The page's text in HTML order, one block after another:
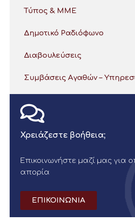
Τύπος & ΜΜΕ
Δημοτικό Ραδιόφωνο
Διαβουλεύσεις
Συμβάσεις Αγαθών –
Χρειάζεστε βοήθεια;
Επικοινωνήστε μαζί μας για
απορία
ΕΠΙΚΟΙΝΩΝΙΑ